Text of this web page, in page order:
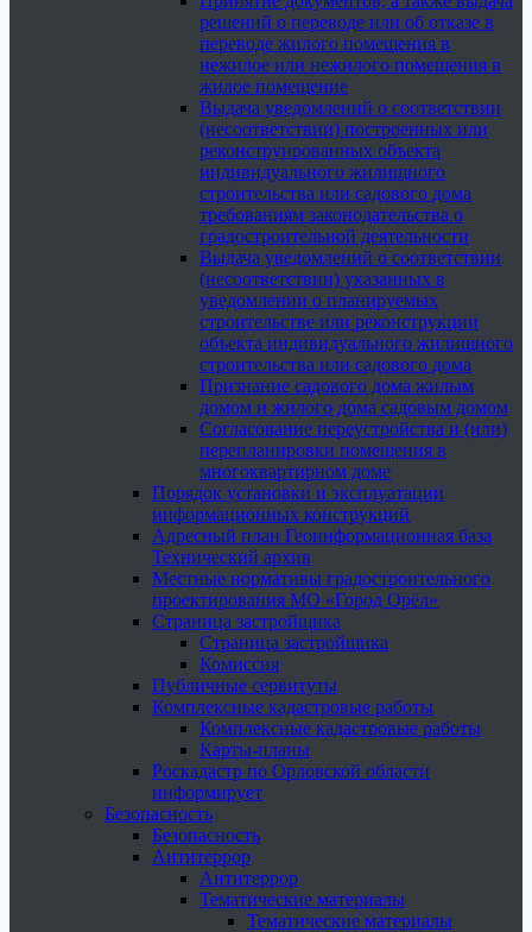
решений о переводе или об отказе в
переводе жилого помещения в
нежилое или нежилого помещения в
жилое помещение
Выдача уведомлений о соответствии
(несоответствии) построенных или
реконструированных объекта
индивидуального жилищного
строительства или садового дома
требованиям законодательства о
градостроительной деятельности
Выдача уведомлений о соответствии
(несоответствии) указанных в
уведомлении о планируемых
строительстве или реконструкции
объекта индивидуального жилищного
строительства или садового дома
Признание садового дома жилым
домом и жилого дома садовым домом
Согласование переустройства и (или)
перепланировки помещения в
многоквартирном доме
Порядок установки и эксплуатации
информационных конструкций
Адресный план Геоинформационная база
Технический архив
Местные нормативы градостроительного
проектирования МО «Город Орёл»
Страница застройщика
Страница застройщика
Комиссия
Публичные сервитуты
Комплексные кадастровые работы
Комплексные кадастровые работы
Карты-планы
Роскадастр по Орловской области
информирует
Безопасность
Безопасность
Антитеррор
Антитеррор
Тематические материалы
Тематические материалы